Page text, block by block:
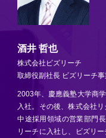
酒井 哲也
株式会社ビズリーチ
取締役副社長 ビズリーチ
2003年、慶應義塾大学商
入社。その後、株式会社
中途採用領域の営業部門
リーチに入社し、ビズリ